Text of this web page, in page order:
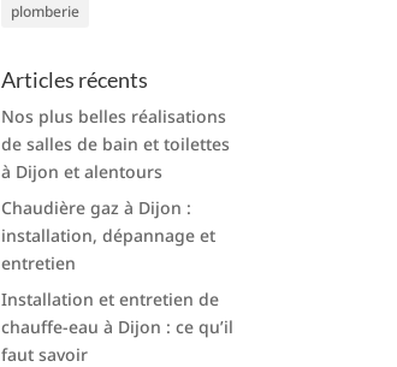
plomberie
Articles récents
Nos plus belles réalisations
de salles de bain et toilettes
à Dijon et alentours
Chaudière gaz à Dijon :
installation, dépannage et
entretien
Installation et entretien de
chauffe-eau à Dijon : ce qu’il
faut savoir